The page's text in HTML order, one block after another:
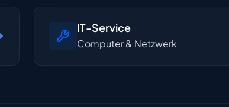
IT-Service
Computer & Netzwerk